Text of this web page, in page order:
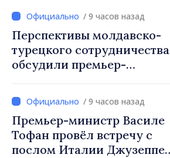
/ 9 часов назад
Перспективы молдавско-
турецкого сотрудничества
обсудили премьер-
посол Турции Уйгар
Мустафа Сертел/ 9 часов назад
Премьер-министр Василе
Тофан провёл встречу с
послом Италии Джузеппе